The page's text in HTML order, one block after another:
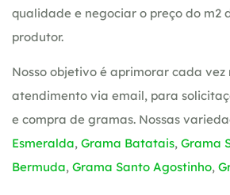
qualidade e negociar o preço do m2
produtor.
Nosso objetivo é aprimorar cada vez
atendimento via email, para
e compra de gramas. Nossas
Esmeralda, Grama Batatais, Grama
Bermuda, Grama Santo Agostinho,